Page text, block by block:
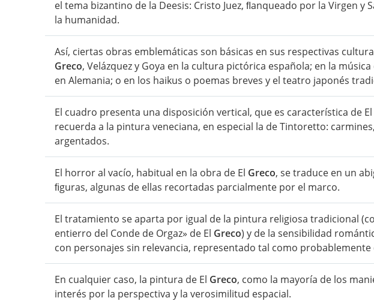
el tema bizantino de la Deesis: Cristo Juez, ﬂanqueado por la Virgen y
la humanidad.
Así, ciertas obras emblemáticas son básicas en sus respectivas
Greco, Velázquez y Goya en la cultura pictórica española; en la
en Alemania; o en los haikus o poemas breves y el teatro japonés
El cuadro presenta una disposición vertical, que es característica de El
recuerda a la pintura veneciana, en especial la de Tintoretto:
argentados.
El horror al vacío, habitual en la obra de El Greco, se traduce en un
ﬁguras, algunas de ellas recortadas parcialmente por el marco.
El tratamiento se aparta por igual de la pintura religiosa tradicional
entierro del Conde de Orgaz» de El Greco) y de la sensibilidad
con personajes sin relevancia, representado tal como
En cualquier caso, la pintura de El Greco, como la mayoría de los
interés por la perspectiva y la verosimilitud espacial.